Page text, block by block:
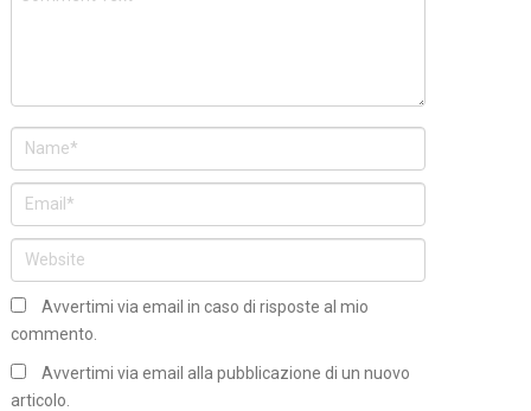
Avvertimi via email in caso di risposte al mio
commento.
Avvertimi via email alla pubblicazione di un nuovo
articolo.